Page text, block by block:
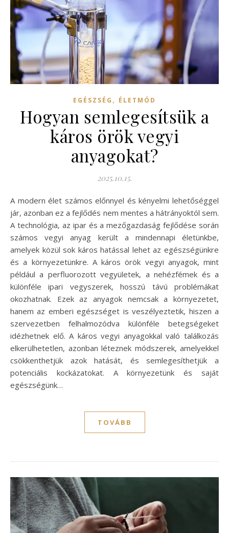
EGÉSZSÉG , ÉLETMÓD
Hogyan semlegesítsük a
káros örök vegyi
anyagokat?
2025.10.15.
A modern élet számos előnnyel és kényelmi lehetőséggel
jár, azonban ez a fejlődés nem mentes a hátrányoktól sem.
A technológia, az ipar és a mezőgazdaság fejlődése során
számos vegyi anyag került a mindennapi életünkbe,
amelyek közül sok káros hatással lehet az egészségünkre
és a környezetünkre. A káros örök vegyi anyagok, mint
például a perfluorozott vegyületek, a nehézfémek és a
különféle ipari vegyszerek, hosszú távú problémákat
okozhatnak. Ezek az anyagok nemcsak a környezetet,
hanem az emberi egészséget is veszélyeztetik, hiszen a
szervezetben felhalmozódva különféle betegségeket
idézhetnek elő. A káros vegyi anyagokkal való találkozás
elkerülhetetlen, azonban léteznek módszerek, amelyekkel
csökkenthetjük azok hatását, és semlegesíthetjük a
potenciális kockázatokat. A környezetünk és saját
egészségünk…
TOVÁBB